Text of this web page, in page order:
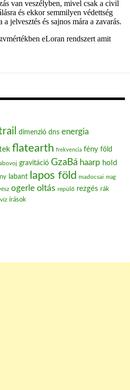
dimenzió dns energia
flatearth frekvencia fény föld
gravitáció GzaBá haarp hold
labant lapos föld madocsai mag
ogerle oltás repülő rezgés rák
víz írások